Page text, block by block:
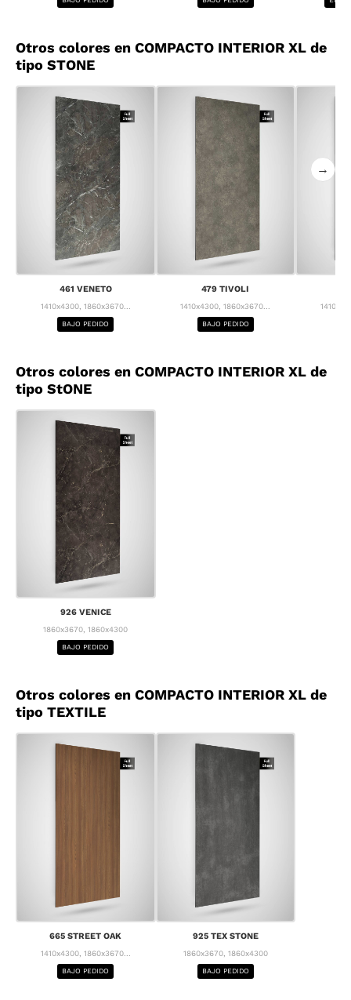
Otros colores en COMPACTO INTERIOR XL de
tipo STONE
461 VENETO
1410x4300, 1860x3670...
BAJO PEDIDO
479 TIVOLI
1410x4300, 1860x3670...
BAJO PEDIDO
→
Otros colores en COMPACTO INTERIOR XL de
tipo StONE
926 VENICE
1860x3670, 1860x4300
BAJO PEDIDO
Otros colores en COMPACTO INTERIOR XL de
tipo TEXTILE
665 STREET OAK
1410x4300, 1860x3670...
BAJO PEDIDO
925 TEX STONE
1860x3670, 1860x4300
BAJO PEDIDO